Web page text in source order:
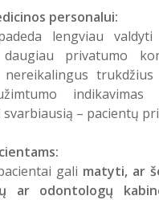
personalui:
lengviau
privatumo
nereikalingus
indikavimas
– pacientų
gali matyti, ar
ar odontologų